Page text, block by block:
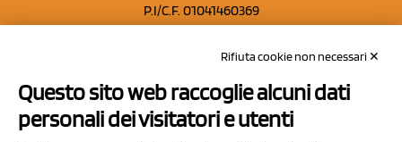
P.I/C.F. 01041460369
Capitale sociale Euro 50.000,00 i.v.
Contatti
Rifiuta cookie non necessari ✕
Questo sito web raccoglie alcuni dati
personali dei visitatori e utenti